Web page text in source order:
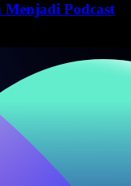
Podcast